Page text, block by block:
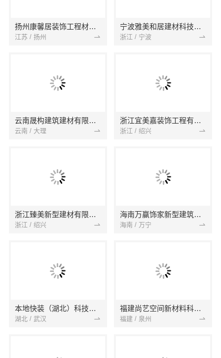
扬州康馨居装饰工程材料有限公司
江苏 / 扬州
宁波雅美和居建材科技有限公司
浙江 / 宁波
云南晟构建筑建材有限公司
云南 / 大理
浙江宜美嘉装饰工程有限公司
浙江 / 绍兴
浙江臻美新型建材有限公司
浙江 / 绍兴
海南万赢饰家新型建筑材料有限公司
海南 / 万宁
本地快装（湖北）科技有限公司
湖北 / 武汉
福建尚艺空间新材料科技有限公司
福建 / 泉州